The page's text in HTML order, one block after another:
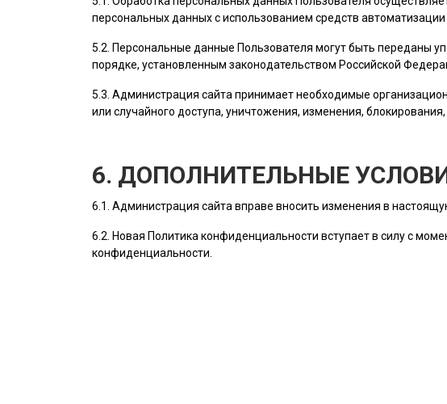
персональных данных с использованием средств автоматизации
5.2. Персональные данные Пользователя могут быть переданы
порядке, установленным законодательством Российской
5.3. Администрация сайта принимает необходимые
или случайного доступа, уничтожения, изменения,
6. ДОПОЛНИТЕЛЬНЫЕ
6.1. Администрация сайта вправе вносить изменения в
6.2. Новая Политика конфиденциальности вступает в силу с
конфиденциальности.